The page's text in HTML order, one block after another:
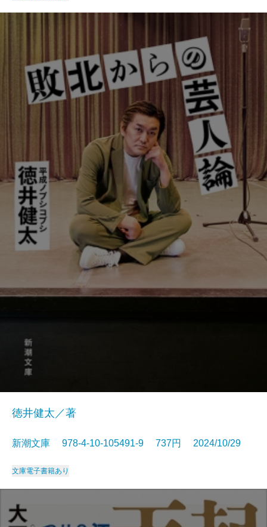
徳井健太／著
新潮文庫 978-4-10-105491-9 737円 2024/10/29
文庫電子書籍あり